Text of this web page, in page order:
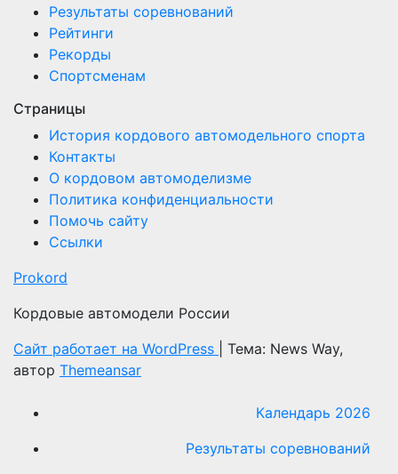
Результаты соревнований
Рейтинги
Рекорды
Спортсменам
Страницы
История кордового автомодельного спорта
Контакты
О кордовом автомоделизме
Политика конфиденциальности
Помочь сайту
Ссылки
Prokord
Кордовые автомодели России
Сайт работает на WordPress
Тема: News Way,
автор Themeansar
Календарь 2026
Результаты соревнований